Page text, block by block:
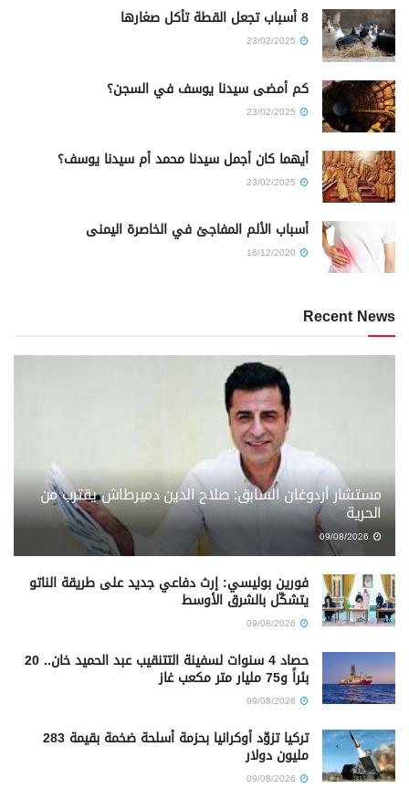
8 أسباب تجعل القطة تأكل صغارها
كم أمضى سيدنا يوسف في السجن؟
أيهما كان أجمل سيدنا محمد أم سيدنا يوسف؟
أسباب الألم المفاجئ في الخاصرة اليمنى
Recent News
مستشار أردوغان السابق: صلاح الدين دميرطاش يقترب من
الحرية
فورين بوليسي: إرث دفاعي جديد على طريقة الناتو
يتشكّل بالشرق الأوسط
حصاد 4 سنوات لسفينة التتنقيب عبد الحميد خان.. 20
بئراً و75 مليار متر مكعب غاز
تركيا تزوّد أوكرانيا بحزمة أسلحة ضخمة بقيمة 283
مليون دولار